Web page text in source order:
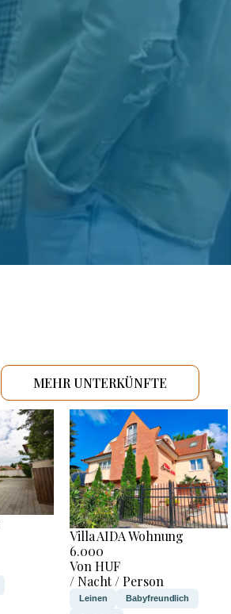
MEHR UNTERKÜNFTE
Villa AIDA Wohnung
6.000
Von HUF
/ Nacht / Person
Leinen Babyfreundlich